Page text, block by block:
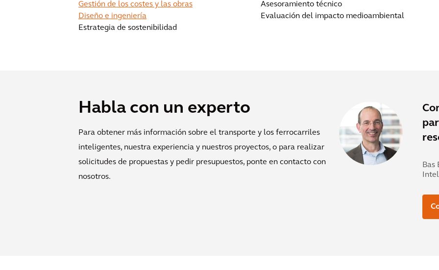
Gestión de los costes y las obras
Asesoramiento técnico
Diseño e ingeniería
Evaluación del impacto medioambiental
Estrategia de sostenibilidad
Habla con un experto
Para obtener más información sobre el transporte y los ferrocarriles
inteligentes, nuestra experiencia y nuestros proyectos, o para realizar
solicitudes de propuestas y pedir presupuestos, ponte en contacto con
nosotros.
Bas